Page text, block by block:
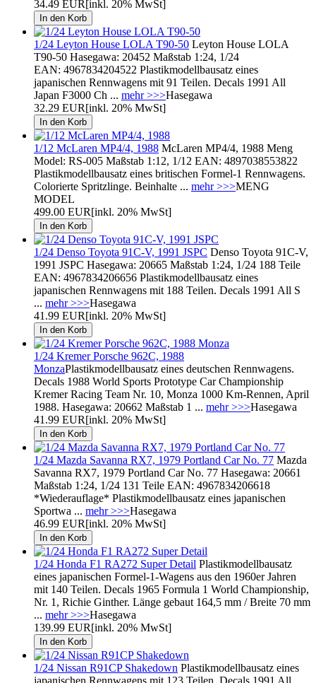
34.49 EUR[inkl. 20% MwSt]
1/24 Leyton House LOLA T90-50 Leyton House LOLA
T90-50 Hasegawa: 20452 Maßstab 1:24, 1/24
EAN: 4967834204522 Plastikmodellbausatz eines
japanischen Rennwagens mit 91 Teilen. Decals 1991 All
Japan F3000 Ch ... mehr >>>Hasegawa
32.29 EUR[inkl. 20% MwSt]
1/12 McLaren MP4/4, 1988 McLaren MP4/4, 1988 Meng
Model: RS-005 Maßstab 1:12, 1/12 EAN: 4897038553822
Plastikmodellbausatz eines britischen Formel-1 Rennwagens.
Colorierte Spritzlinge. Beinhalte ... mehr >>>MENG
MODEL
499.00 EUR[inkl. 20% MwSt]
1/24 Denso Toyota 91C-V, 1991 JSPC Denso Toyota 91C-V,
1991 JSPC Hasegawa: 20665 Maßstab 1:24, 1/24 188 Teile
EAN: 4967834206656 Plastikmodellbausatz eines
japanischen Rennwagens mit 188 Teilen. Decals 1991 All S
... mehr >>>Hasegawa
41.99 EUR[inkl. 20% MwSt]
1/24 Kremer Porsche 962C, 1988
MonzaPlastikmodellbausatz eines deutschen Rennwagens.
Decals 1988 World Sports Prototype Car Championship
Kremer Racing Team Nr. 10, Monza 1000 Km-Rennen, April
1988. Hasegawa: 20662 Maßstab 1 ... mehr >>>Hasegawa
41.99 EUR[inkl. 20% MwSt]
1/24 Mazda Savanna RX7, 1979 Portland Car No. 77 Mazda
Savanna RX7, 1979 Portland Car No. 77 Hasegawa: 20661
Maßstab 1:24, 1/24 131 Teile EAN: 4967834206618
*Wiederauflage* Plastikmodellbausatz eines japanischen
Sportwa ... mehr >>>Hasegawa
46.99 EUR[inkl. 20% MwSt]
1/24 Honda F1 RA272 Super Detail Plastikmodellbausatz
eines japanischen Formel-1-Wagens aus den 1960er Jahren
mit 140 Teilen. Decals 1965 Formula 1 World Championship,
Nr. 1, Richie Ginther. Länge gebaut 164,5 mm / Breite 70 mm
... mehr >>>Hasegawa
139.99 EUR[inkl. 20% MwSt]
1/24 Nissan R91CP Shakedown Plastikmodellbausatz eines
japanischen Rennwagens mit 123 Teilen. Decals 1991 All